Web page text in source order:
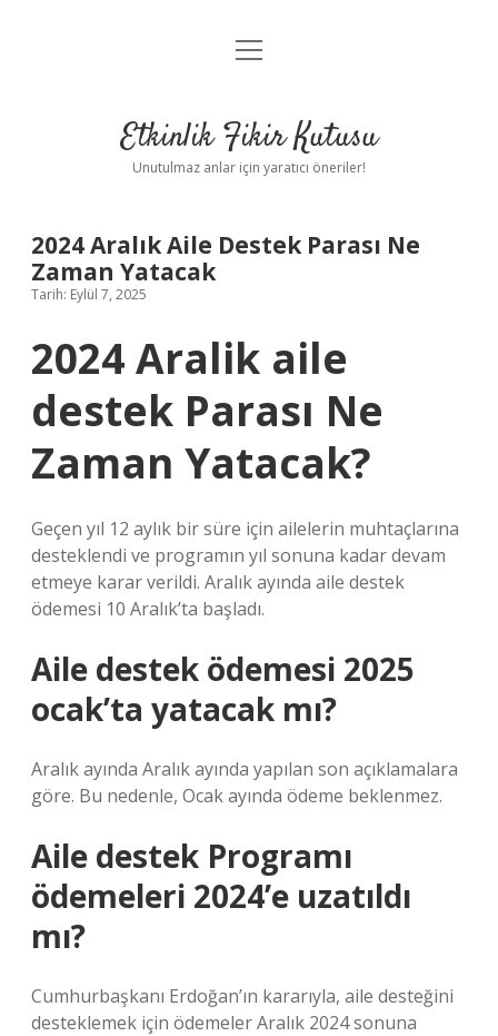
Anasayfa
Yasal Uyarı
menüyü
Etkinlik Fikir Kutusu
Unutulmaz anlar için yaratıcı öneriler!
2024 Aralık Aile Destek Parası Ne
Zaman Yatacak
Tarih: Eylül 7, 2025
2024 Aralik aile
destek Parası Ne
Zaman Yatacak?
Geçen yıl 12 aylık bir süre için ailelerin muhtaçlarına
desteklendi ve programın yıl sonuna kadar devam
etmeye karar verildi. Aralık ayında aile destek
ödemesi 10 Aralık’ta başladı.
Aile destek ödemesi 2025
ocak’ta yatacak mı?
Aralık ayında Aralık ayında yapılan son açıklamalara
göre. Bu nedenle, Ocak ayında ödeme beklenmez.
Aile destek Programı
ödemeleri 2024’e uzatıldı
mı?
Cumhurbaşkanı Erdoğan’ın kararıyla, aile desteğini
desteklemek için ödemeler Aralık 2024 sonuna